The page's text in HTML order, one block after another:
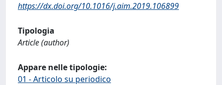
https://dx.doi.org/10.1016/j.aim.2019.106899
Tipologia
Article (author)
Appare nelle tipologie:
01 - Articolo su periodico